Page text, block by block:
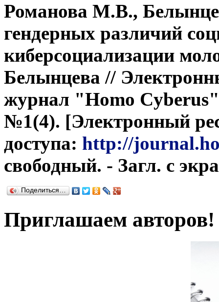
Романова М.В.,
гендерных различий
киберсоциализации
Белынцева //
журнал "Homo
№1(4). [Электронный
доступа: http://
свободный. - Загл. с
Поделиться…
Приглашаем авторов!